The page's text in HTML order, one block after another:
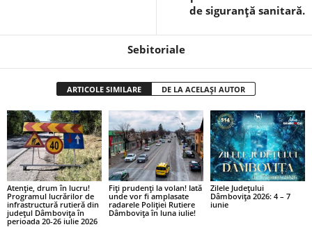
de siguranță sanitară.
Sebitoriale
ARTICOLE SIMILARE DE LA ACELAȘI AUTOR
Atenție, drum în lucru!
Programul lucrărilor de
infrastructură rutieră din
județul Dâmbovița în
perioada 20-26 iulie 2026
Fiți prudenți la volan! Iată
unde vor fi amplasate
radarele Poliției Rutiere
Dâmbovița în luna iulie!
Zilele Județului
Dâmbovița 2026: 4 – 7
iunie